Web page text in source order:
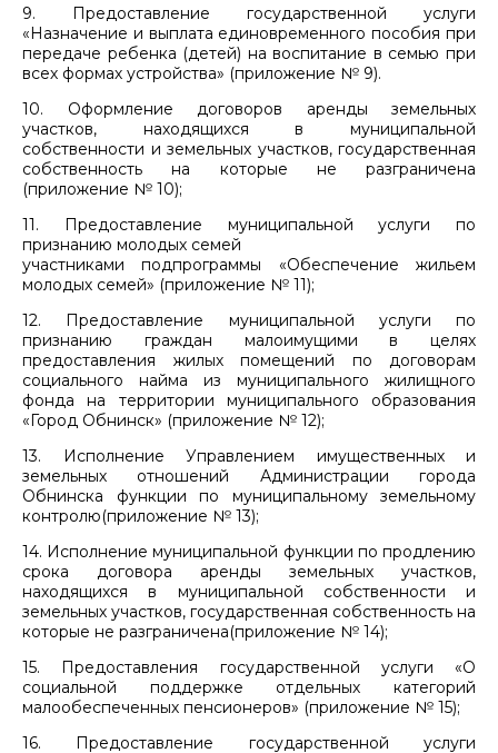
9. Предоставление государственной услуги
«Назначение и выплата единовременного пособия при
передаче ребенка (детей) на воспитание в семью при
всех формах устройства» (приложение № 9).
10. Оформление договоров аренды земельных
участков, находящихся в муниципальной
собственности и земельных участков, государственная
собственность на которые не разграничена
(приложение № 10);
11. Предоставление муниципальной услуги по
признанию молодых семей
участниками подпрограммы «Обеспечение жильем
молодых семей» (приложение № 11);
12. Предоставление муниципальной услуги по
признанию граждан малоимущими в целях
предоставления жилых помещений по договорам
социального найма из муниципального жилищного
фонда на территории муниципального образования
«Город Обнинск» (приложение № 12);
13. Исполнение Управлением имущественных и
земельных отношений Администрации города
Обнинска функции по муниципальному земельному
контролю(приложение № 13);
14. Исполнение муниципальной функции по продлению
срока договора аренды земельных участков,
находящихся в муниципальной собственности и
земельных участков, государственная собственность на
которые не разграничена(приложение № 14);
15. Предоставления государственной услуги «О
социальной поддержке отдельных категорий
малообеспеченных пенсионеров» (приложение № 15);
16. Предоставление государственной услуги